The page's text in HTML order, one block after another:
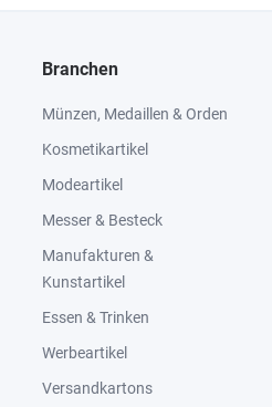
Branchen
Münzen, Medaillen & Orden
Kosmetikartikel
Modeartikel
Messer & Besteck
Manufakturen &
Kunstartikel
Essen & Trinken
Werbeartikel
Versandkartons